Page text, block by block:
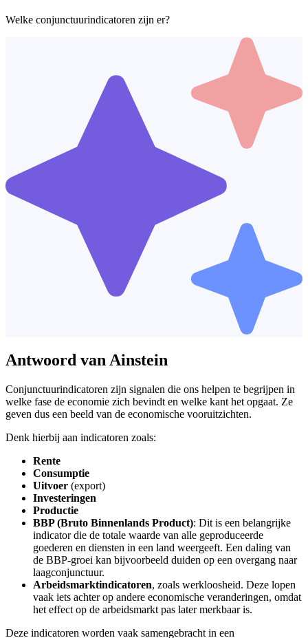
Welke conjunctuurindicatoren zijn er?
Antwoord van Ainstein
Conjunctuurindicatoren zijn signalen die ons helpen te begrijpen in
welke fase de economie zich bevindt en welke kant het opgaat. Ze
geven dus een beeld van de economische vooruitzichten.
Denk hierbij aan indicatoren zoals:
Rente
Consumptie
Uitvoer (export)
Investeringen
Productie
BBP (Bruto Binnenlands Product): Dit is een belangrijke
indicator die de totale waarde van alle geproduceerde
goederen en diensten in een land weergeeft. Een daling van
de BBP-groei kan bijvoorbeeld duiden op een overgang naar
laagconjunctuur.
Arbeidsmarktindicatoren, zoals werkloosheid. Deze lopen
vaak iets achter op andere economische veranderingen, omdat
het effect op de arbeidsmarkt pas later merkbaar is.
Deze indicatoren worden vaak samengebracht in een